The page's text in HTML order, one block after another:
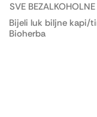
SVE
Bijeli luk biljne kapi/
Bioherba